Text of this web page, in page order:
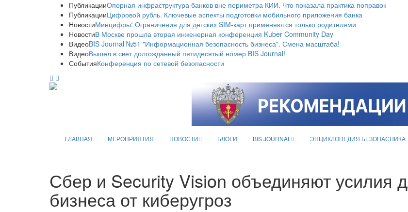
ПубликацииОпорная инфраструктура банков вне периметра КИИ. Что показала практика поправок
ПубликацииЦифровой рубль. Ключевые аспекты подготовки мобильного приложения банка
НовостиМинцифры: Ограничения для детских SIM-карт применяются только родителями
НовостиВ Москве прошла вторая инженерная конференция Kuber Community Day
ВидеоBIS Journal №51 "Информационная безопасность бизнеса". Смена масштаба!
ВидеоВышел в свет долгожданный пятидесятый номер BIS Journal!
СобытияКонференция по сетевой безопасности
ГЛАВНАЯ МЕРОПРИЯТИЯ НОВОСТИ БЛОГИ BIS JOURNAL ЭНЦИКЛОПЕДИЯ БЕЗОПАСНИКА
Сбер и Security Vision объединяют усилия
бизнеса от киберугроз